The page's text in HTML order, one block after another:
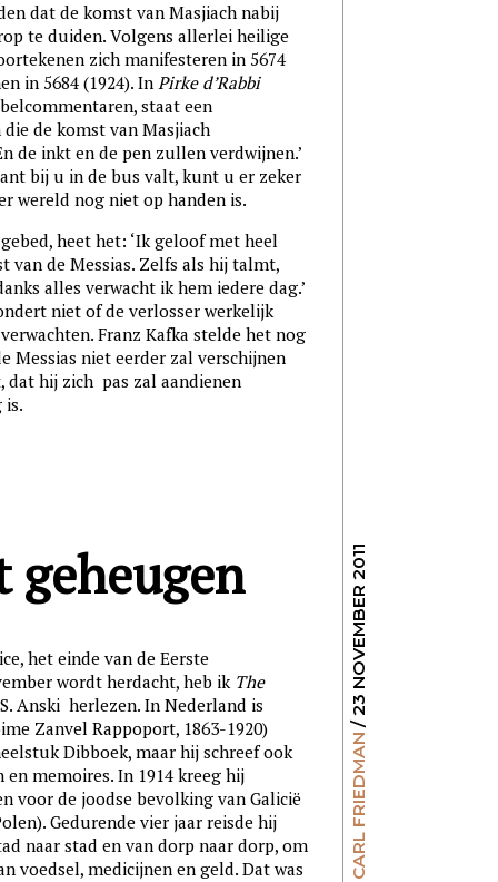
dat de komst van Masjiach nabij
te duiden. Volgens allerlei heilige
zich manifesteren in 5674
in 5684 (1924). In Pirke d’Rabbi
staat een
de komst van Masjiach
de inkt en de pen zullen verdwijnen.’
bij u in de bus valt, kunt u er zeker
wereld nog niet op handen is.
heet het: ‘Ik geloof met heel
van de Messias. Zelfs als hij talmt,
alles verwacht ik hem iedere dag.’
niet of de verlosser werkelijk
Franz Kafka stelde het nog
Messias niet eerder zal verschijnen
dat hij zich pas zal aandienen
is.
CARL FRIEDMAN
/ 23 NOVEMBER 2011
geheugen
het einde van de Eerste
wordt herdacht, heb ik The
Anski herlezen. In Nederland is
Zanvel Rappoport, 1863-1920)
Dibboek, maar hij schreef ook
memoires. In 1914 kreeg hij
voor de joodse bevolking van Galicië
Gedurende vier jaar reisde hij
naar stad en van dorp naar dorp, om
voedsel, medicijnen en geld. Dat was